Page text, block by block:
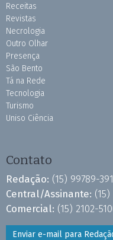
Receitas
Revistas
Necrologia
Outro Olhar
Presença
São Bento
Tá na Rede
Tecnologia
Turismo
Uniso Ciência
Contato
Redação: (15) 99789-
Central/Assinante:
Comercial: (15) 2102-
Enviar e-mail para